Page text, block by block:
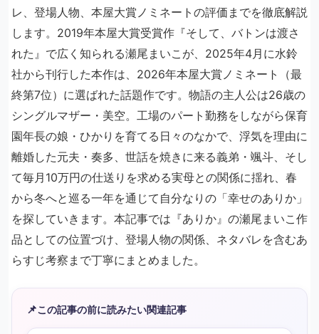
レ、登場人物、本屋大賞ノミネートの評価までを徹底解説
します。2019年本屋大賞受賞作『そして、バトンは渡さ
れた』で広く知られる瀬尾まいこが、2025年4月に水鈴
社から刊行した本作は、2026年本屋大賞ノミネート（最
終第7位）に選ばれた話題作です。物語の主人公は26歳の
シングルマザー・美空。工場のパート勤務をしながら保育
園年長の娘・ひかりを育てる日々のなかで、浮気を理由に
離婚した元夫・奏多、世話を焼きに来る義弟・颯斗、そし
て毎月10万円の仕送りを求める実母との関係に揺れ、春
から冬へと巡る一年を通じて自分なりの「幸せのありか」
を探していきます。本記事では『ありか』の瀬尾まいこ作
品としての位置づけ、登場人物の関係、ネタバレを含むあ
らすじ考察まで丁寧にまとめました。
📌この記事の前に読みたい関連記事